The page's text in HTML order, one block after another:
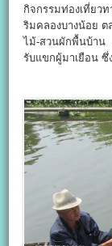
กิจกรรมท่องเที่ยว
ริมคลองบางน้อย ต
ไม้-สวนผักพื้นบ้าน
รับแขกผู้มาเยือน